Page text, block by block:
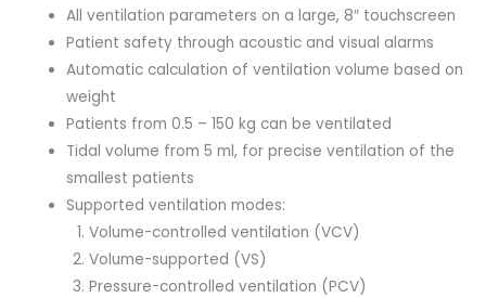
All ventilation parameters on a large, 8″ touchscreen
Patient safety through acoustic and visual alarms
Automatic calculation of ventilation volume based on
weight
Patients from 0.5 – 150 kg can be ventilated
Tidal volume from 5 ml, for precise ventilation of the
smallest patients
Supported ventilation modes:
Volume-controlled ventilation (VCV)
Volume-supported (VS)
Pressure-controlled ventilation (PCV)